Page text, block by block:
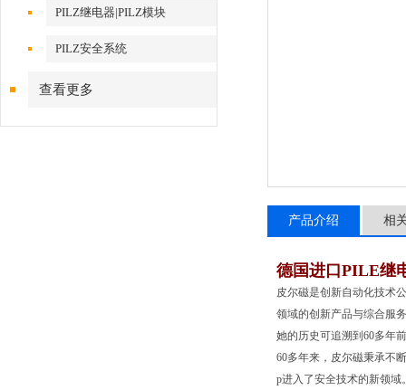
PILZ继电器|PILZ模块
PILZ安全系统
查看更多
产品介绍 相
德国进口PILE继
皮尔磁是创新自动化技术
领域的创新产品与综合服
她的历史可追溯到60多年
60多年来，皮尔磁秉承不
p进入了安全技术的新领域